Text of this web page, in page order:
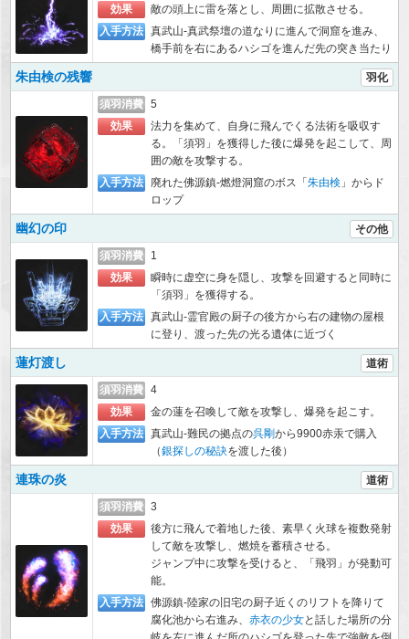
効果
敵の頭上に雷を落とし、周囲に拡散させる。
入手方法 真武山-真武祭壇の道なりに進んで洞窟を進み、
橋手前を右にあるハシゴを進んだ先の突き当たり
朱由検の残響 羽化
須羽消費 5
効果
法力を集めて、自身に飛んでくる法術を吸収す
る。「須羽」を獲得した後に爆発を起こして、周
囲の敵を攻撃する。
入手方法
廃れた佛源鎮-燃燈洞窟のボス「朱由検 」からド
ロップ
幽幻の印 その他
須羽消費
1
効果
瞬時に虚空に身を隠し、攻撃を回避すると同時に
「須羽」を獲得する。
入手方法 真武山-霊官殿の厨子の後方から右の建物の屋根
に登り、渡った先の光る遺体に近づく
蓮灯渡し 道術
須羽消費 4
効果
金の蓮を召喚して敵を攻撃し、爆発を起こす。
入手方法 真武山-難民の拠点の呉剛から9900赤汞で購入
（銀探しの秘訣を渡した後）
連珠の炎 道術
須羽消費 3
効果
後方に飛んで着地した後、素早く火球を複数発射
して敵を攻撃し、燃焼を蓄積させる。
ジャンプ中に攻撃を受けると、「飛羽」が発動可
能。
入手方法 佛源鎮-陸家の旧宅の厨子近くのリフトを降りて
腐化池から右進み、 赤衣の少女と話した場所の分